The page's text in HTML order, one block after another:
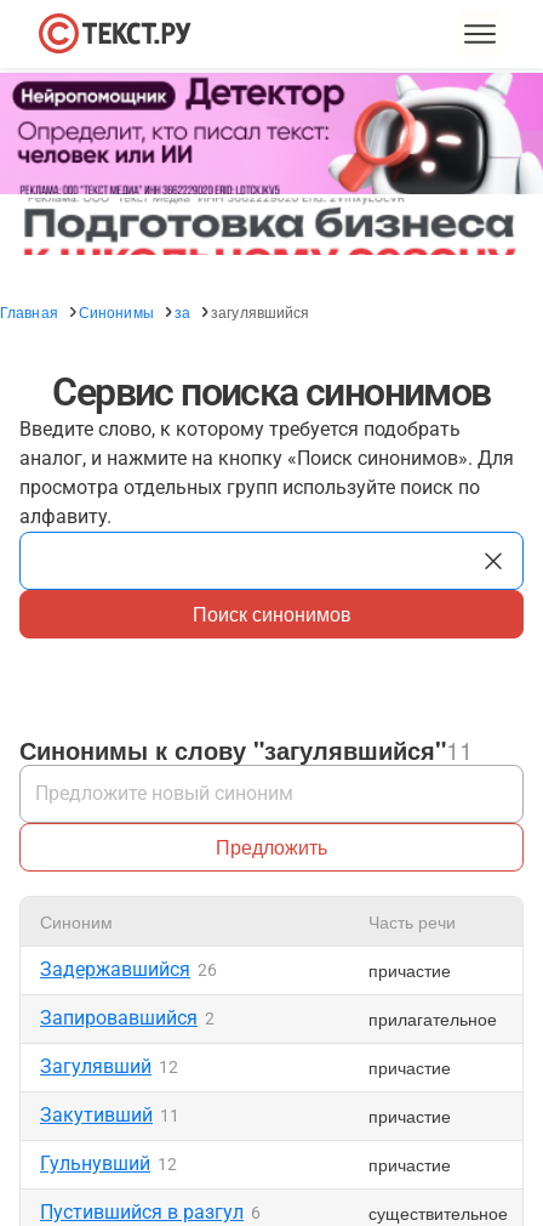
Главная Синонимы за загулявшийся
Сервис поиска синонимов
Введите слово, к которому требуется подобрать
аналог, и нажмите на кнопку «Поиск синонимов». Для
просмотра отдельных групп используйте поиск по
алфавиту.
Поиск синонимов
Синонимы к слову "загулявшийся"11
Предложить
Синоним Часть речи
Задержавшийся 26 причастие
Запировавшийся 2 прилагательное
Загулявший 12 причастие
Закутивший 11 причастие
Гульнувший 12 причастие
Пустившийся в разгул 6 существительное